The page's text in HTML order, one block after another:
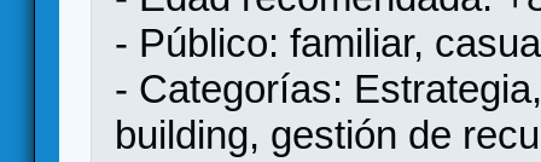
- Público: familiar,
- Categorías:
building, gestión de